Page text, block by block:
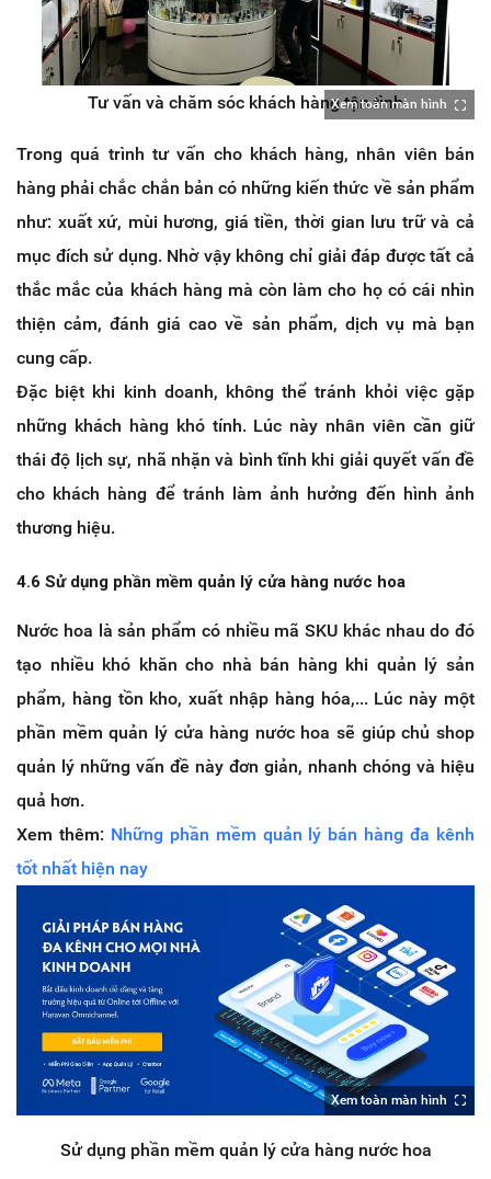
Xem toàn màn hình
Tư vấn và chăm sóc khách hàng tận tình
Trong quá trình tư vấn cho khách hàng, nhân viên bán
hàng phải chắc chắn bản có những kiến thức về sản phẩm
như: xuất xứ, mùi hương, giá tiền, thời gian lưu trữ và cả
mục đích sử dụng. Nhờ vậy không chỉ giải đáp được tất cả
thắc mắc của khách hàng mà còn làm cho họ có cái nhìn
thiện cảm, đánh giá cao về sản phẩm, dịch vụ mà bạn
cung cấp.
Đặc biệt khi kinh doanh, không thể tránh khỏi việc gặp
những khách hàng khó tính. Lúc này nhân viên cần giữ
thái độ lịch sự, nhã nhặn và bình tĩnh khi giải quyết vấn đề
cho khách hàng để tránh làm ảnh hưởng đến hình ảnh
thương hiệu.
4.6 Sử dụng phần mềm quản lý cửa hàng nước hoa
Nước hoa là sản phẩm có nhiều mã SKU khác nhau do đó
tạo nhiều khó khăn cho nhà bán hàng khi quản lý sản
phẩm, hàng tồn kho, xuất nhập hàng hóa,... Lúc này một
phần mềm quản lý cửa hàng nước hoa sẽ giúp chủ shop
quản lý những vấn đề này đơn giản, nhanh chóng và hiệu
quả hơn.
Xem thêm: Những phần mềm quản lý bán hàng đa kênh
tốt nhất hiện nay
Xem toàn màn hình
Sử dụng phần mềm quản lý cửa hàng nước hoa